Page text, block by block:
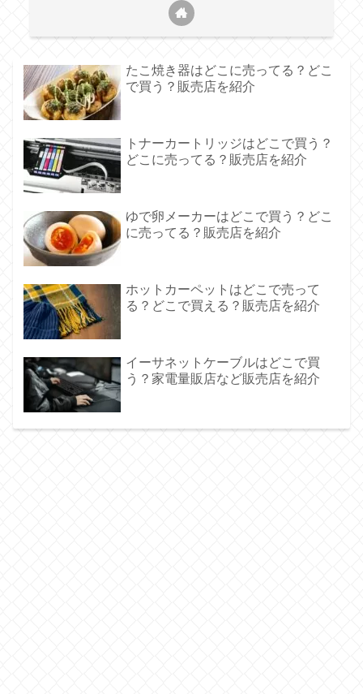
たこ焼き器はどこに売ってる？どこ
で買う？販売店を紹介
トナーカートリッジはどこで買う？
どこに売ってる？販売店を紹介
ゆで卵メーカーはどこで買う？どこ
に売ってる？販売店を紹介
ホットカーペットはどこで売って
る？どこで買える？販売店を紹介
イーサネットケーブルはどこで買
う？家電量販店など販売店を紹介